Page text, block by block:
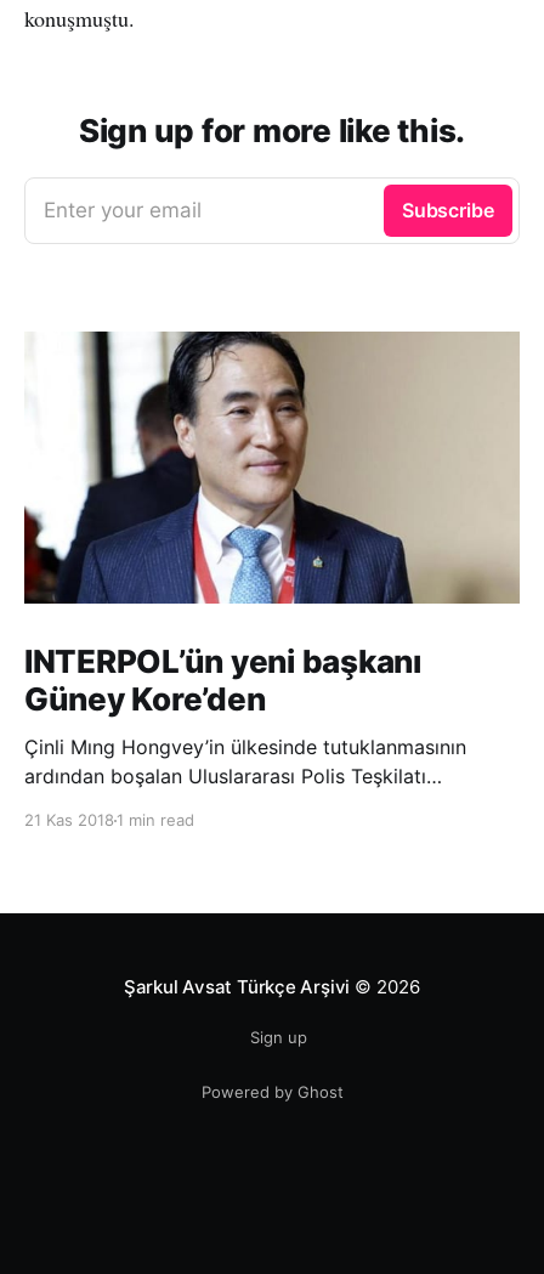
konuşmuştu.
Sign up for more like this.
Enter your email Subscribe
INTERPOL’ün yeni başkanı
Güney Kore’den
Çinli Mıng Hongvey’in ülkesinde tutuklanmasının
ardından boşalan Uluslararası Polis Teşkilatı
21 Kas 2018 1 min read
Şarkul Avsat Türkçe Arşivi © 2026
Sign up
Powered by Ghost